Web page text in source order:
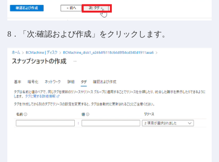
8．「次:確認および作成」をクリックします。